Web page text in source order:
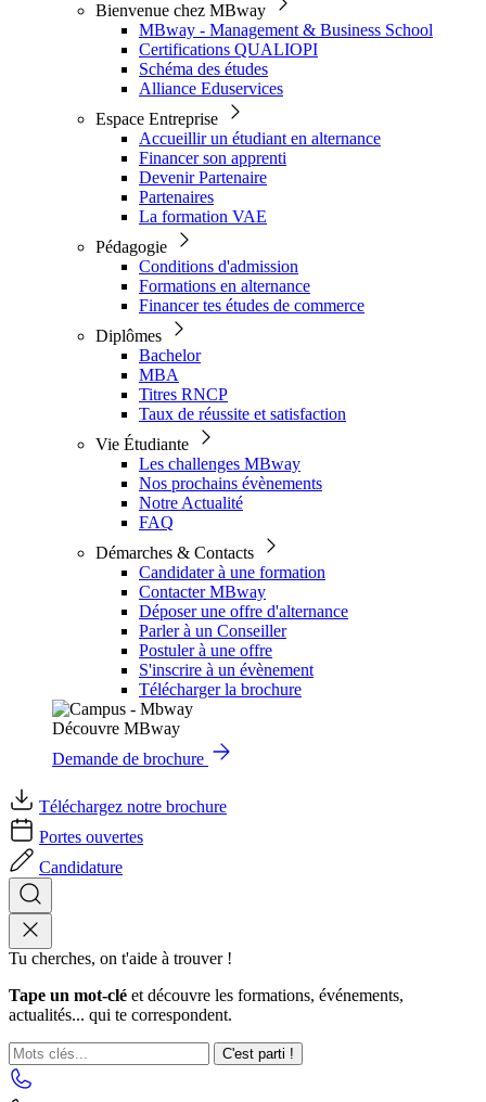
Bienvenue chez MBway
MBway - Management & Business School
Certifications QUALIOPI
Schéma des études
Alliance Eduservices
Espace Entreprise
Accueillir un étudiant en alternance
Financer son apprenti
Devenir Partenaire
Partenaires
La formation VAE
Pédagogie
Conditions d'admission
Formations en alternance
Financer tes études de commerce
Diplômes
Bachelor
MBA
Titres RNCP
Taux de réussite et satisfaction
Vie Étudiante
Les challenges MBway
Nos prochains évènements
Notre Actualité
FAQ
Démarches & Contacts
Candidater à une formation
Contacter MBway
Déposer une offre d'alternance
Parler à un Conseiller
Postuler à une offre
S'inscrire à un évènement
Télécharger la brochure
Découvre MBway
Demande de brochure
Téléchargez notre brochure
Portes ouvertes
Candidature
Tu cherches, on t'aide à trouver !
Tape un mot-clé et découvre les formations, événements,
actualités... qui te correspondent.
C'est parti !